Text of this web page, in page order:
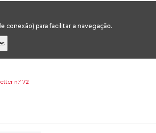
conexão) para facilitar a navegação.
n.º 72